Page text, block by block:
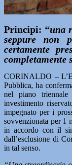
Principi: “una
seppure non
certamente
completamente
CORINALDO –
Pubblica, ha
nel piano
investimento
impegnato per i
sovvenzionata per 1
in accordo con il
dall’esclusione di
in tal senso.